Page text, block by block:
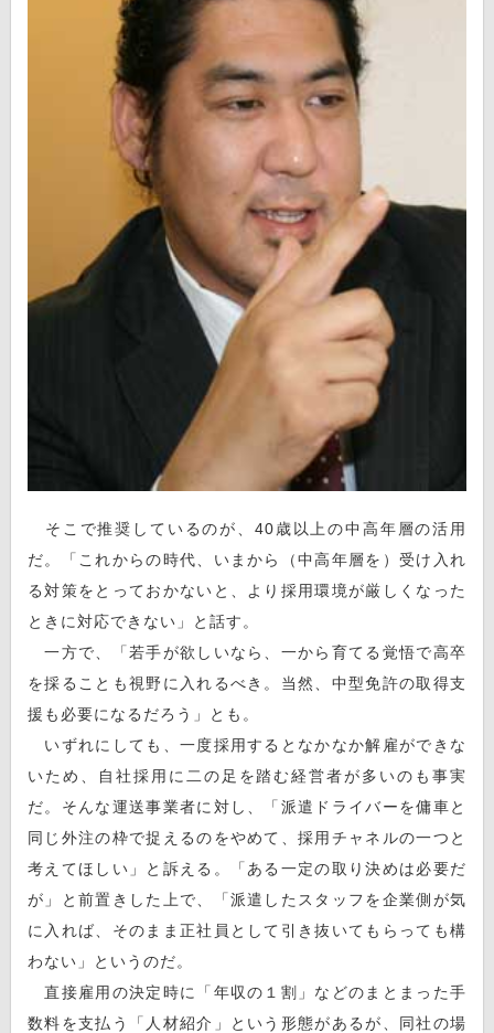
そこで推奨しているのが、40歳以上の中高年層の活用
だ。「これからの時代、いまから（中高年層を）受け入れ
る対策をとっておかないと、より採用環境が厳しくなった
ときに対応できない」と話す。
一方で、「若手が欲しいなら、一から育てる覚悟で高卒
を採ることも視野に入れるべき。当然、中型免許の取得支
援も必要になるだろう」とも。
いずれにしても、一度採用するとなかなか解雇ができな
いため、自社採用に二の足を踏む経営者が多いのも事実
だ。そんな運送事業者に対し、「派遣ドライバーを傭車と
同じ外注の枠で捉えるのをやめて、採用チャネルの一つと
考えてほしい」と訴える。「ある一定の取り決めは必要だ
が」と前置きした上で、「派遣したスタッフを企業側が気
に入れば、そのまま正社員として引き抜いてもらっても構
わない」というのだ。
直接雇用の決定時に「年収の１割」などのまとまった手
数料を支払う「人材紹介」という形態があるが、同社の場